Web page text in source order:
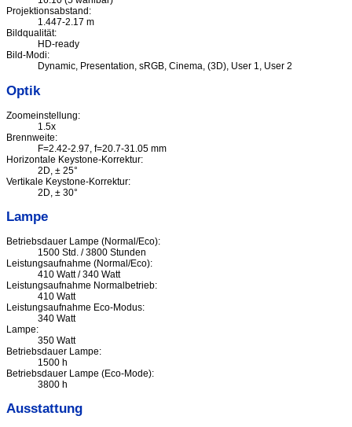
Projektionsabstand:
1.447-2.17 m
Bildqualität:
HD-ready
Bild-Modi:
Dynamic, Presentation, sRGB, Cinema, (3D), User 1, User 2
Optik
Zoomeinstellung:
1.5x
Brennweite:
F=2.42-2.97, f=20.7-31.05 mm
Horizontale Keystone-Korrektur:
2D, ± 25°
Vertikale Keystone-Korrektur:
2D, ± 30°
Lampe
Betriebsdauer Lampe (Normal/Eco):
1500 Std. / 3800 Stunden
Leistungsaufnahme (Normal/Eco):
410 Watt / 340 Watt
Leistungsaufnahme Normalbetrieb:
410 Watt
Leistungsaufnahme Eco-Modus:
340 Watt
Lampe:
350 Watt
Betriebsdauer Lampe:
1500 h
Betriebsdauer Lampe (Eco-Mode):
3800 h
Ausstattung